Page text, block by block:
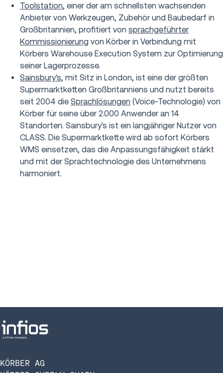
Toolstation, einer der am schnellsten wachsenden
Anbieter von Werkzeugen, Zubehör und Baubedarf in
Großbritannien, profitiert von sprachgeführter
Kommissionierung von Körber in Verbindung mit
Körbers Warehouse Execution System zur Optimierung
seiner Lagerprozesse.
Sainsbury's, mit Sitz in London, ist eine der größten
Supermarktketten Großbritanniens und nutzt bereits
seit 2004 die Sprachlösungen (Voice-Technologie) von
Körber für seine über 2.000 Anwender an 14
Standorten. Sainsbury's ist ein langjähriger Nutzer von
CLASS. Die Supermarktkette wird ab sofort Körbers
WMS einsetzen, das die Anpassungsfähigkeit stärkt
und mit der Sprachtechnologie des Unternehmens
harmoniert.
KÖRBER AG